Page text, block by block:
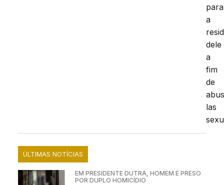
para
a
dele
a
fim
de
las
ÚLTIMAS NOTÍCIAS
EM PRESIDENTE DUTRA, HOMEM É PRESO
POR DUPLO HOMICÍDIO